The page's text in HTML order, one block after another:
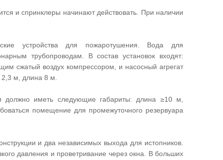
и спринклеры начинают действовать. При наличии
устройства для пожаротушения. Вода для
трубопроводам. В состав установок входят:
сжатый воздух компрессором, и насосный агрегат
м, длина 8 м.
должно иметь следующие габариты: длина ≥10 м,
помещение для промежуточного резервуара
и два независимых выхода для истопников.
давления и проветривание через окна. В больших